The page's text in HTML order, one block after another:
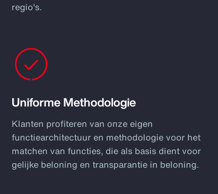
regio's.
Uniforme Methodologie
Klanten profiteren van onze eigen
functiearchitectuur en methodologie voor het
matchen van functies, die als basis dient voor
gelijke beloning en transparantie in beloning.